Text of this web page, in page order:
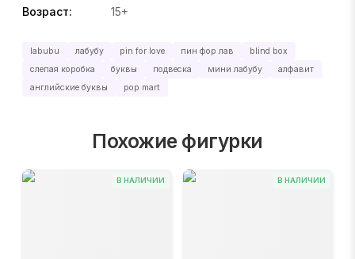
Возраст:
15+
labubu лабубу pin for love пин фор лав
blind box
слепая коробка
буквы подвеска мини лабубу
алфавит
английские буквы
pop mart
Похожие фигурки
В НАЛИЧИИ В НАЛИЧИИ